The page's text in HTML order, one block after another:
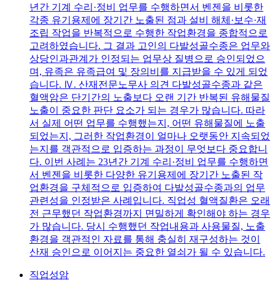
년간 기계 수리·정비 업무를 수행하면서 벤젠을 비롯한
각종 유기용제에 장기간 노출된 점과 설비 해체·보수·재
조립 작업을 반복적으로 수행한 작업환경을 종합적으로
고려하였습니다. 그 결과 고인의 다발성골수종은 업무와
상당인과관계가 인정되는 업무상 질병으로 승인되었으
며, 유족은 유족급여 및 장의비를 지급받을 수 있게 되었
습니다. Ⅳ. 산재전문노무사 의견 다발성골수종과 같은
혈액암은 단기간의 노출보다 오랜 기간 반복된 유해물질
노출이 중요한 판단 요소가 되는 경우가 많습니다. 따라
서 실제 어떤 업무를 수행했는지, 어떤 유해물질에 노출
되었는지, 그러한 작업환경이 얼마나 오랫동안 지속되었
는지를 객관적으로 입증하는 과정이 무엇보다 중요합니
다. 이번 사례는 23년간 기계 수리·정비 업무를 수행하면
서 벤젠을 비롯한 다양한 유기용제에 장기간 노출된 작
업환경을 구체적으로 입증하여 다발성골수종과의 업무
관련성을 인정받은 사례입니다. 직업성 혈액질환은 오래
전 근무했던 작업환경까지 면밀하게 확인해야 하는 경우
가 많습니다. 당시 수행했던 작업내용과 사용물질, 노출
환경을 객관적인 자료를 통해 충실히 재구성하는 것이
산재 승인으로 이어지는 중요한 열쇠가 될 수 있습니다.
직업성암